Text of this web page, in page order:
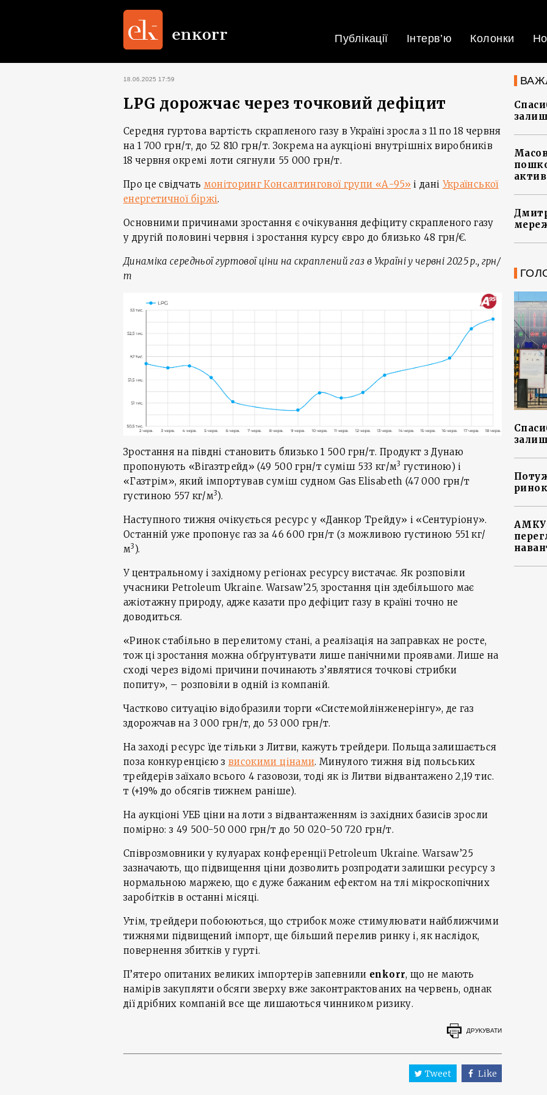
Публікації Інтерв’ю Колонки
18.06.2025 17:59
LPG дорожчає через точковий дефіцит
Середня гуртова вартість скрапленого газу в Україні зросла з 11 по 18 червня
на 1 700 грн/т, до 52 810 грн/т. Зокрема на аукціоні внутрішніх виробників
18 червня окремі лоти сягнули 55 000 грн/т.
Про це свідчать моніторинг Консалтингової групи «А-95» і дані Української
енергетичної біржі.
Основними причинами зростання є очікування дефіциту скрапленого газу
у другій половині червня і зростання курсу євро до близько 48 грн/€.
Динаміка середньої гуртової ціни на скраплений газ в Україні у червні 2025 р., грн/
т
Зростання на півдні становить близько 1 500 грн/т. Продукт з Дунаю
пропонують «Вігазтрейд» (49 500 грн/т суміш 533 кг/м3 густиною) і
«Газтрім», який імпортував суміш судном Gas Elisabeth (47 000 грн/т
густиною 557 кг/м3).
Наступного тижня очікується ресурс у «Данкор Трейду» і «Сентуріону».
Останній уже пропонує газ за 46 600 грн/т (з можливою густиною 551 кг/
м3 ).
У центральному і західному регіонах ресурсу вистачає. Як розповіли
учасники Petroleum Ukraine. Warsaw’25, зростання цін здебільшого має
ажіотажну природу, адже казати про дефіцит газу в країні точно не
доводиться.
«Ринок стабільно в перелитому стані, а реалізація на заправках не росте,
тож ці зростання можна обґрунтувати лише панічними проявами. Лише на
сході через відомі причини починають з’являтися точкові стрибки
попиту», – розповіли в одній із компаній.
Частково ситуацію відобразили торги «Системойлінженерінгу», де газ
здорожчав на 3 000 грн/т, до 53 000 грн/т.
На заході ресурс їде тільки з Литви, кажуть трейдери. Польща залишається
поза конкуренцією з високими цінами. Минулого тижня від польських
трейдерів заїхало всього 4 газовози, тоді як із Литви відвантажено 2,19 тис.
т (+19% до обсягів тижнем раніше).
На аукціоні УЕБ ціни на лоти з відвантаженням із західних базисів зросли
помірно: з 49 500-50 000 грн/т до 50 020-50 720 грн/т.
Співрозмовники у кулуарах конференції Petroleum Ukraine. Warsaw’25
зазначають, що підвищення ціни дозволить розпродати залишки ресурсу з
нормальною маржею, що є дуже бажаним ефектом на тлі мікроскопічних
заробітків в останні місяці.
Утім, трейдери побоюються, що стрибок може стимулювати найближчими
тижнями підвищений імпорт, ще більший перелив ринку і, як наслідок,
повернення збитків у гурті.
П’ятеро опитаних великих імпортерів запевнили enkorr, що не мають
намірів закупляти обсяги зверху вже законтрактованих на червень, однак
дії дрібних компаній все ще лишаються чинником ризику.
ДРУКУВАТИ
Tweet Like
АМКУ